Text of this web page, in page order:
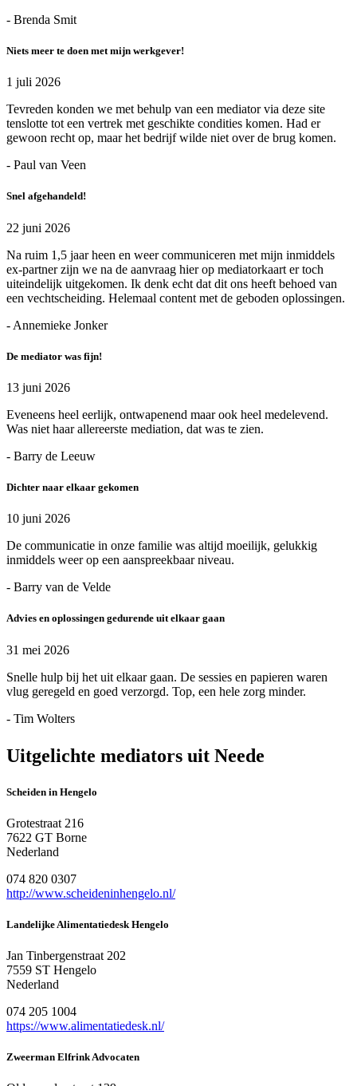
- Brenda Smit
Niets meer te doen met mijn werkgever!
1 juli 2026
Tevreden konden we met behulp van een mediator via deze site
tenslotte tot een vertrek met geschikte condities komen. Had er
gewoon recht op, maar het bedrijf wilde niet over de brug komen.
- Paul van Veen
Snel afgehandeld!
22 juni 2026
Na ruim 1,5 jaar heen en weer communiceren met mijn inmiddels
ex-partner zijn we na de aanvraag hier op mediatorkaart er toch
uiteindelijk uitgekomen. Ik denk echt dat dit ons heeft behoed van
een vechtscheiding. Helemaal content met de geboden oplossingen.
- Annemieke Jonker
De mediator was fijn!
13 juni 2026
Eveneens heel eerlijk, ontwapenend maar ook heel medelevend.
Was niet haar allereerste mediation, dat was te zien.
- Barry de Leeuw
Dichter naar elkaar gekomen
10 juni 2026
De communicatie in onze familie was altijd moeilijk, gelukkig
inmiddels weer op een aanspreekbaar niveau.
- Barry van de Velde
Advies en oplossingen gedurende uit elkaar gaan
31 mei 2026
Snelle hulp bij het uit elkaar gaan. De sessies en papieren waren
vlug geregeld en goed verzorgd. Top, een hele zorg minder.
- Tim Wolters
Uitgelichte mediators uit Neede
Scheiden in Hengelo
Grotestraat 216
7622 GT Borne
Nederland
074 820 0307
http://www.scheideninhengelo.nl/
Landelijke Alimentatiedesk Hengelo
Jan Tinbergenstraat 202
7559 ST Hengelo
Nederland
074 205 1004
https://www.alimentatiedesk.nl/
Zweerman Elfrink Advocaten